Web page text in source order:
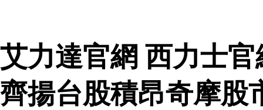
艾力達官網 西力士
齊揚台股積昂奇摩股